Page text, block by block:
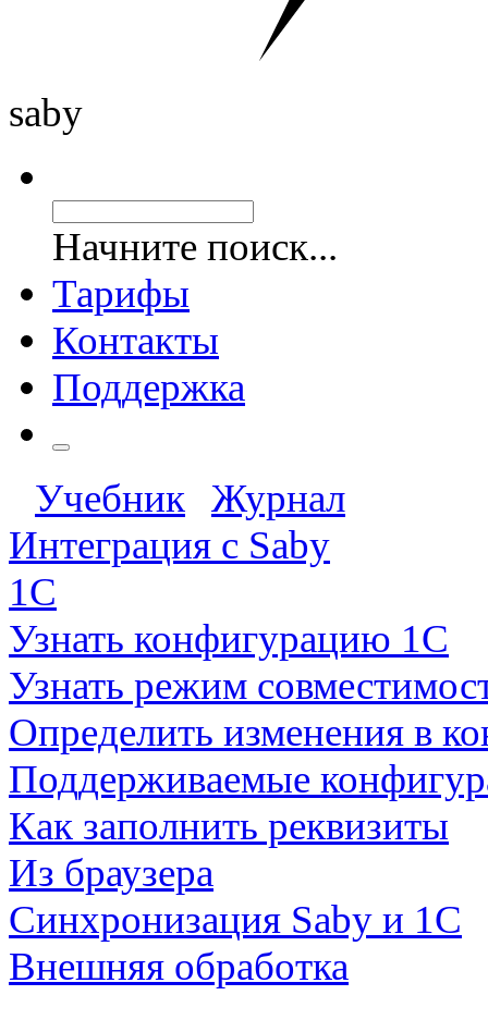
saby
Начните поиск...
Тарифы
Контакты
Поддержка
Учебник
Журнал
Интеграция с Saby
1С
Узнать конфигурацию 1С
Узнать режим
Определить изменения в
Поддерживаемые
Как заполнить реквизиты
Из браузера
Синхронизация Saby и 1С
Внешняя обработка